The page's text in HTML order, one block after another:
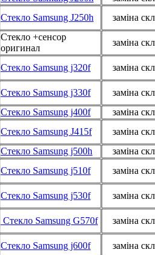
Стекло Samsung J250h заміна
Стекло +сенсор
оригинал
заміна
Стекло Samsung j320f заміна
Стекло Samsung j330f
заміна
Стекло Samsung j400f
заміна
Стекло Samsung J415f
заміна
Стекло Samsung j500h
заміна
Стекло Samsung j510f заміна
Стекло Samsung j530f заміна
Стекло Samsung G570f заміна
Стекло Samsung j600f заміна